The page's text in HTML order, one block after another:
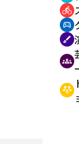
directions_bike
sports_esports
brush
groups
adaptive_audio_mic